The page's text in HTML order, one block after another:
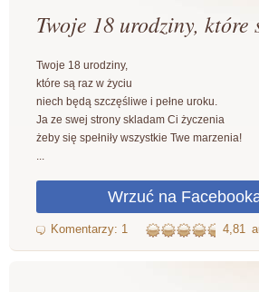
Twoje 18 urodziny, które
Twoje 18 urodziny,
które są raz w życiu
niech będą szczęśliwe i pełne uroku.
Ja ze swej strony skladam Ci życzenia
żeby się spełniły wszystkie Twe marzenia!
...
4,81